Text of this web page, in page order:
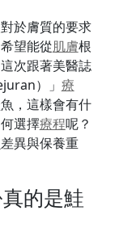
於膚質的要求
望能從肌膚根
次跟著美醫誌
）」 療
，這樣會有什
選擇療程呢？
差異與保養重
的是鮭